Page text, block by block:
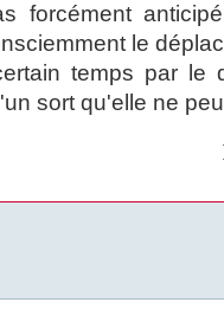
forcément
le
temps par le
sort qu'elle ne